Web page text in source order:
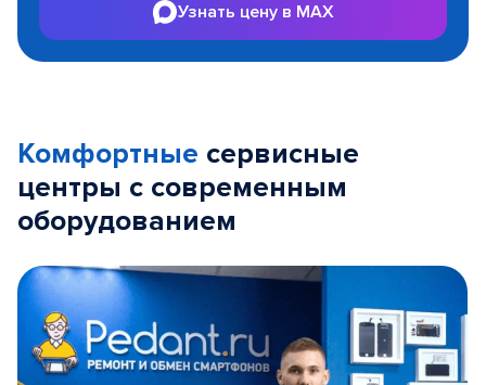
Узнать цену в MAX
Комфортные сервисные
центры с современным
оборудованием